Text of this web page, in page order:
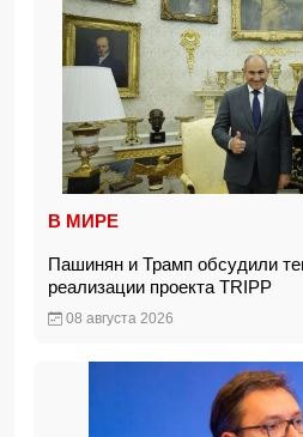
В МИРЕ
Пашинян и Трамп обсудили
реализации проекта TRIPP
08 августа 2026